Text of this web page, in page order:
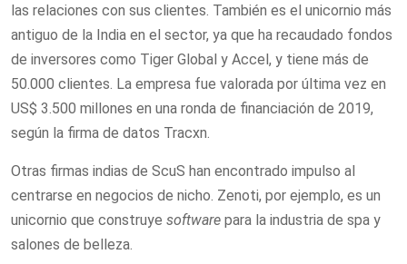
las relaciones con sus clientes. También es el unicornio más
antiguo de la India en el sector, ya que ha recaudado fondos
de inversores como Tiger Global y Accel, y tiene más de
50.000 clientes. La empresa fue valorada por última vez en
US$ 3.500 millones en una ronda de financiación de 2019,
según la firma de datos Tracxn.
Otras firmas indias de ScuS han encontrado impulso al
centrarse en negocios de nicho. Zenoti, por ejemplo, es un
unicornio que construye software para la industria de spa y
salones de belleza.